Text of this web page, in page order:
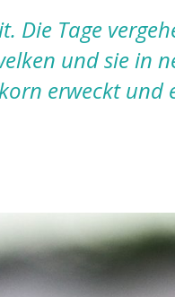
Die Tage
und sie in
erweckt und